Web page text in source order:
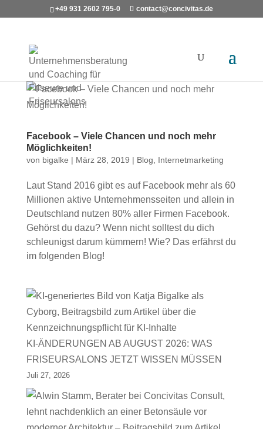
+49 931 2602 795-0 contact@concivitas.de
Facebook – Viele Chancen und noch mehr
Möglichkeiten!
von bigalke | März 28, 2019 | Blog Internetmarketing
Laut Stand 2016 gibt es auf Facebook mehr als 60
Millionen aktive Unternehmensseiten und allein in
Deutschland nutzen 80% aller Firmen Facebook.
Gehörst du dazu? Wenn nicht solltest du dich
schleunigst darum kümmern! Wie? Das erfährst du
im folgenden Blog!
KI-ÄNDERUNGEN AB AUGUST 2026: WAS
FRISEURSALONS JETZT WISSEN MÜSSEN
Juli 27, 2026